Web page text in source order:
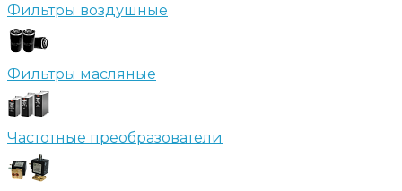
Фильтры воздушные
Фильтры масляные
Частотные преобразователи